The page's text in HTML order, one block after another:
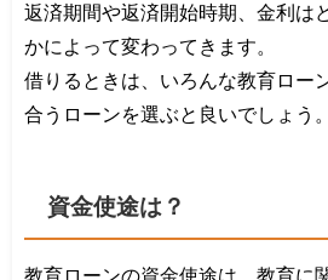
返済期間や返済開始時期、金利は
かによって変わってきます。
借りるときは、いろんな教育ロー
合うローンを選ぶと良いでしょう。
資金使途は？
教育ローンの資金使途は、教育に